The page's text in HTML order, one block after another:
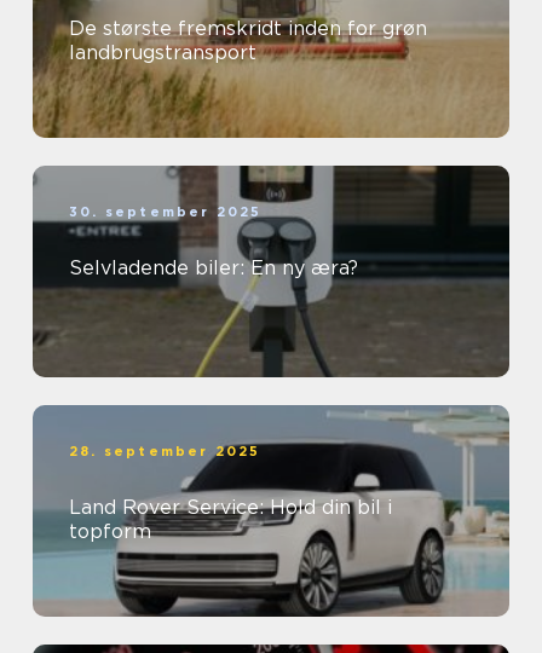
De største fremskridt inden for grøn
landbrugstransport
30. september 2025
Selvladende biler: En ny æra?
28. september 2025
Land Rover Service: Hold din bil i
topform